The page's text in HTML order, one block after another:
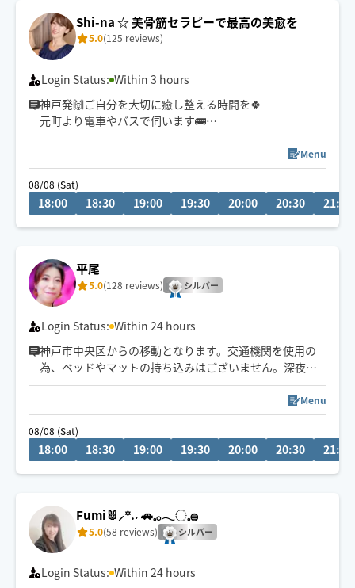
Shi-na ☆ 美骨筋セラピーで最高の美愈を
5.0(125 reviews)
Login Status: Within 3 hours
神戸発🙌ご自分を大切に癒し整える時間を🍀
元町より電車やバスで伺います🚌
お一人お一人のお身体に寄り添い
癒しとともにボディーライン、フェイスラインも美し
く、疲れにくい巡りの良いお体へ導きます✨
い致します🙇‍♀️
Menu
08/08 (Sat)
18:00 18:30 19:00 19:30 20:00 20:30 21:00
平尾
5.0(128 reviews) シルバー
Login Status: Within 24 hours
神戸市中央区からの移動となります。交通機関を使用の
為、ベッドやマットの持ち込みはございません。深夜は
お早めにご連絡頂けますと助かります。
20年の経歴を生かし、お疲れを少しでも癒せるように頑
張ります。何でもご相談ください。
Menu
08/08 (Sat)
18:00 18:30 19:00 19:30 20:00 20:30 21:00
Fumi🐰⸝꙳.‎˖ 🚗𓈒𓂂𓂃◌𓈒𓐍
5.0(58 reviews) シルバー
Login Status: Within 24 hours